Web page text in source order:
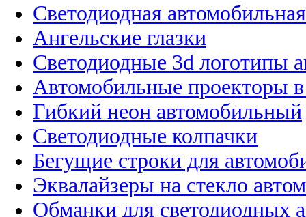
Светодиодная
Ангельские глазки
Светодиодные 3d логотипы
Автомобильные проекторы
Гибкий неон автомобильный
Светодиодные колпачки
Бегущие строки для
Эквалайзеры на стекло
Обманки для светодиодных